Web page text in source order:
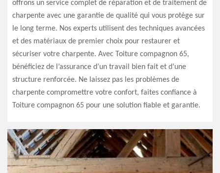
offrons un service complet de réparation et de traitement de
charpente avec une garantie de qualité qui vous protège sur
le long terme. Nos experts utilisent des techniques avancées
et des matériaux de premier choix pour restaurer et
sécuriser votre charpente. Avec Toiture compagnon 65,
bénéficiez de l’assurance d’un travail bien fait et d’une
structure renforcée. Ne laissez pas les problèmes de
charpente compromettre votre confort, faites confiance à
Toiture compagnon 65 pour une solution fiable et garantie.